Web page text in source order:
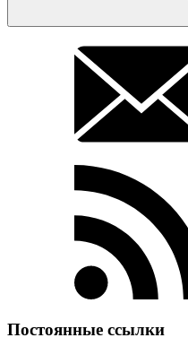
Постоянные ссылки